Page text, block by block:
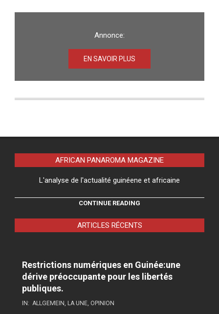
Annonce:
EN SAVOIR PLUS
AFRICAN PANAROMA MAGAZINE
L'analyse de l'actualité guinéene et africaine
CONTINUE READING
ARTICLES RÉCENTS
Restrictions numériques en Guinée:une
dérive préoccupante pour les libertés
publiques.
IN: ALLGEMEIN LA UNE OPINION